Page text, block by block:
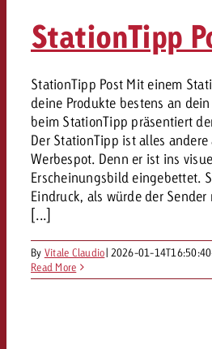
StationTipp
StationTipp Post Mit einem
deine Produkte bestens an
beim StationTipp präsentiert
Der StationTipp ist alles
Werbespot. Denn er ist ins
Erscheinungsbild eingebettet.
Eindruck, als würde der
[...]
By Vitale Claudio| 2026-01-
Read More